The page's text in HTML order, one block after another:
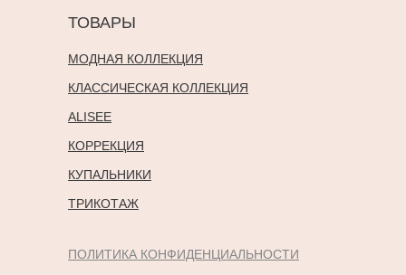
МОДНАЯ КОЛЛЕКЦИЯ
КЛАССИЧЕСКАЯ КОЛЛЕКЦИЯ
ALISEE
ТОВАРЫ
КОРРЕКЦИЯ
КУПАЛЬНИКИ
ТРИКОТАЖ
ПОЛИТИКА КОНФИДЕНЦИАЛЬНОСТИ